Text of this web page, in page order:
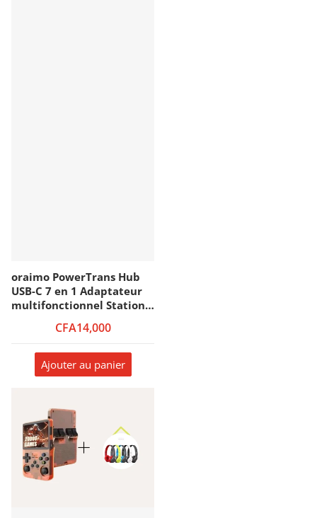
oraimo PowerTrans Hub
USB-C 7 en 1 Adaptateur
multifonctionnel Station
CFA14,000
Ajouter au panier